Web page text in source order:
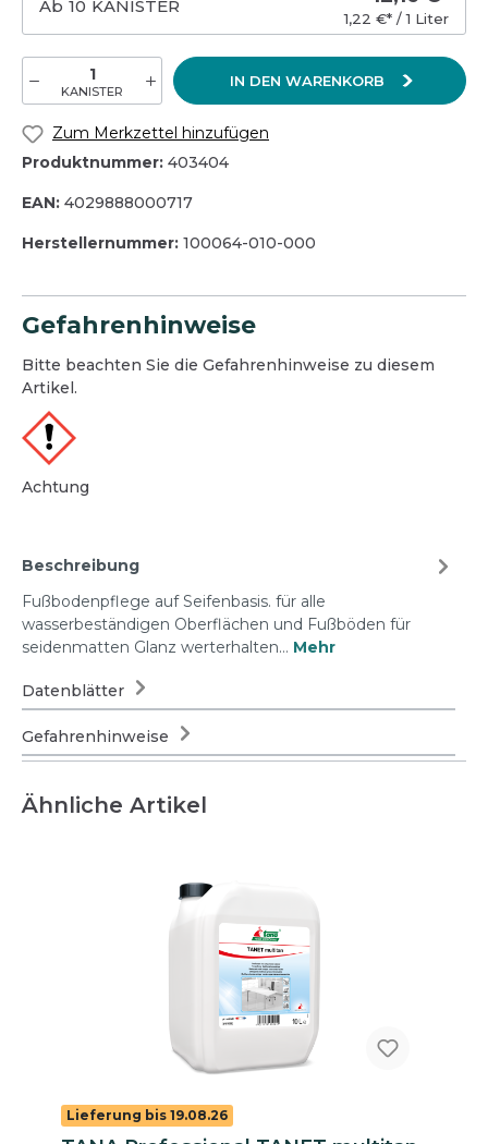
Ab 10 KANISTER
1,22 €* / 1 Liter
KANISTER
IN DEN WARENKORB
Zum Merkzettel hinzufügen
Produktnummer: 403404
EAN: 4029888000717
Herstellernummer: 100064-010-000
Gefahrenhinweise
Bitte beachten Sie die Gefahrenhinweise zu diesem
Artikel.
Achtung
Beschreibung
Fußbodenpflege auf Seifenbasis. für alle
wasserbeständigen Oberflächen und Fußböden für
seidenmatten Glanz werterhalten… Mehr
Datenblätter
Gefahrenhinweise
Ähnliche Artikel
Lieferung bis 19.08.26